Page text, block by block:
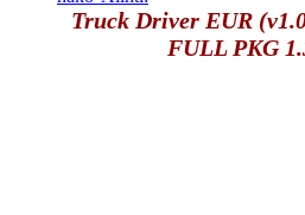
Truck Driver EUR
FULL PKG